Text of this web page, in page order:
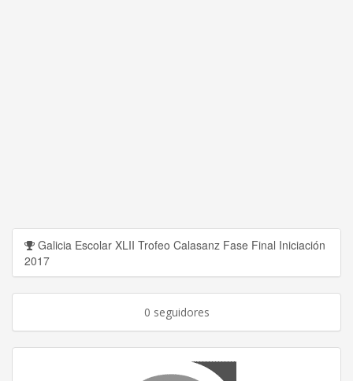
Galicia Escolar XLII Trofeo Calasanz Fase Final Iniciación
2017
0 seguidores